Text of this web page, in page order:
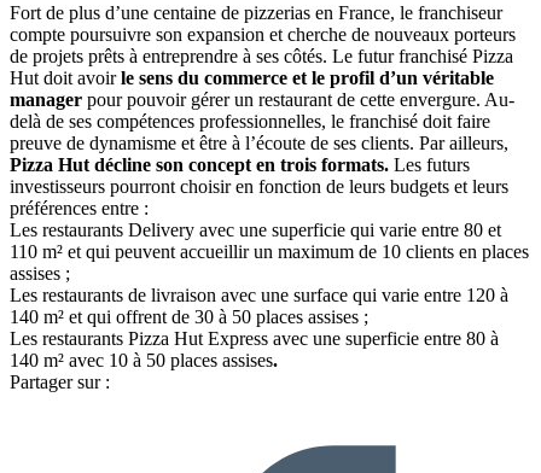
Fort de plus d’une centaine de pizzerias en France, le franchiseur
compte poursuivre son expansion et cherche de nouveaux porteurs
de projets prêts à entreprendre à ses côtés. Le futur franchisé Pizza
Hut doit avoirle sens du commerce et le profil d’un véritable
manager pour pouvoir gérer un restaurant de cette envergure. Au-
delà de ses compétences professionnelles, le franchisé doit faire
preuve de dynamisme et être à l’écoute de ses clients. Par ailleurs,
Pizza Hut décline son concept en trois formats. Les futurs
investisseurs pourront choisir en fonction de leurs budgets et leurs
préférences entre :
Les restaurants Delivery avec une superficie qui varie entre 80 et
110 m² et qui peuvent accueillir un maximum de 10 clients en places
assises ;
Les restaurants de livraison avec une surface qui varie entre 120 à
140 m² et qui offrent de 30 à 50 places assises ;
Les restaurants Pizza Hut Express avec une superficie entre 80 à
140 m² avec 10 à 50 places assises.
Partager sur :